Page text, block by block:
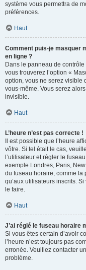
système vous permettra de
préférences.
Haut
Comment puis-je masquer
en ligne ?
Dans le panneau de
vous trouverez l’option «
option, vous ne serez visible
vous-même. Vous serez
invisible.
Haut
L’heure n’est pas correcte !
Il est possible que l’heure
vôtre. Si tel était le cas,
l’utilisateur et régler le
exemple Londres, Paris,
du fuseau horaire, comme la
qu’aux utilisateurs inscrits. Si
le faire.
Haut
J’ai réglé le fuseau horaire
Si vous êtes certain d’avoir
l’heure n’est toujours pas
erronée. Veuillez contacter
problème.